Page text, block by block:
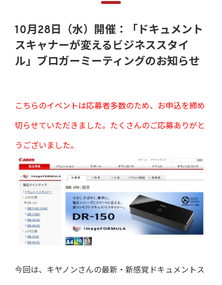
10月28日（水）開催：「ドキュメント
スキャナーが変えるビジネススタイ
ル」ブロガーミーティングのお知らせ
こちらのイベントは応募者多数のため、お申込を締め
切らせていただきました。たくさんのご応募ありがと
うございました。
今回は、キヤノンさんの最新・新感覚ドキュメントス